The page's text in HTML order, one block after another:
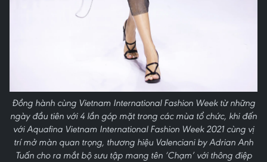
Đồng hành cùng Vietnam International Fashion Week từ những
ngày đầu tiên với 4 lần góp mặt trong các mùa tổ chức, khi đến
với Aquafina Vietnam International Fashion Week 2021 cùng vị
trí mở màn quan trọng, thương hiệu Valenciani by Adrian Anh
Tuấn cho ra mắt bộ sưu tập mang tên ‘Chạm’ với thông điệp